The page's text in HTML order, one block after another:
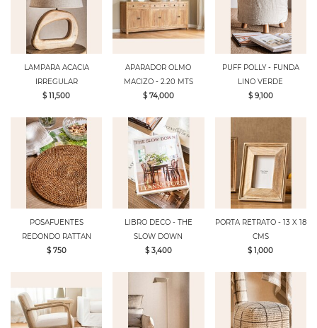
LAMPARA ACACIA
IRREGULAR
$ 11,500
APARADOR OLMO
MACIZO - 2.20 MTS
$ 74,000
PUFF POLLY - FUNDA
LINO VERDE
$ 9,100
POSAFUENTES
REDONDO RATTAN
$ 750
LIBRO DECO - THE
SLOW DOWN
$ 3,400
PORTA RETRATO - 13 X 18
CMS
$ 1,000